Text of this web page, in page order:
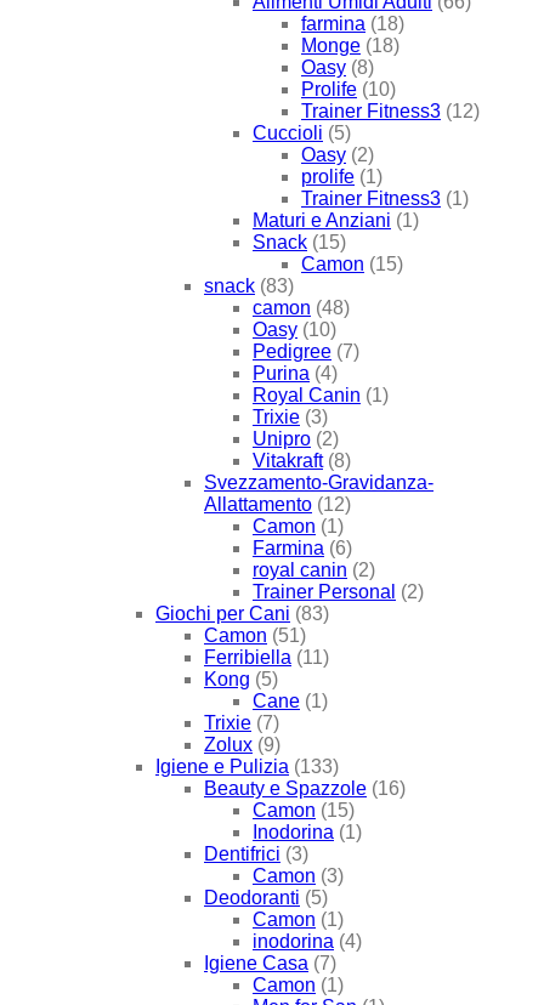
farmina (18)
Monge (18)
Oasy (8)
Prolife (10)
Trainer Fitness3 (12)
Cuccioli (5)
Oasy (2)
prolife (1)
Trainer Fitness3 (1)
Maturi e Anziani (1)
Snack (15)
Camon (15)
snack (83)
camon (48)
Oasy (10)
Pedigree (7)
Purina (4)
Royal Canin (1)
Trixie (3)
Unipro (2)
Vitakraft (8)
Svezzamento-Gravidanza-
Allattamento (12)
Camon (1)
Farmina (6)
royal canin (2)
Trainer Personal (2)
Giochi per Cani (83)
Camon (51)
Ferribiella (11)
Kong (5)
Cane (1)
Trixie (7)
Zolux (9)
Igiene e Pulizia (133)
Beauty e Spazzole (16)
Camon (15)
Inodorina (1)
Dentifrici (3)
Camon (3)
Deodoranti (5)
Camon (1)
inodorina (4)
Igiene Casa (7)
Camon (1)